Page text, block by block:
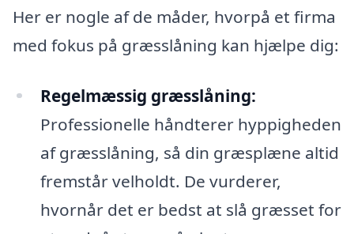
Her er nogle af de måder, hvorpå et firma
med fokus på græsslåning kan hjælpe dig:
Regelmæssig græsslåning:
Professionelle håndterer hyppigheden
af græsslåning, så din græsplæne altid
fremstår velholdt. De vurderer,
hvornår det er bedst at slå græsset for